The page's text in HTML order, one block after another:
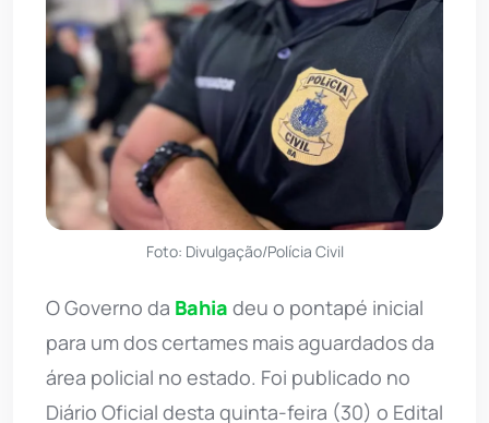
Foto: Divulgação/Polícia Civil
O Governo da Bahia deu o pontapé inicial
para um dos certames mais aguardados da
área policial no estado. Foi publicado no
Diário Oficial desta quinta-feira (30) o Edital